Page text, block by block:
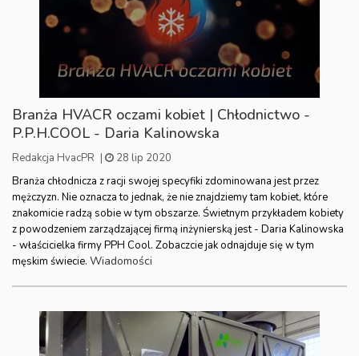
Branża HVACR oczami kobiet | Chłodnictwo -
P.P.H.COOL - Daria Kalinowska
Redakcja HvacPR |
28 lip 2020
Branża chłodnicza z racji swojej specyfiki zdominowana jest przez
mężczyzn. Nie oznacza to jednak, że nie znajdziemy tam kobiet, które
znakomicie radzą sobie w tym obszarze. Świetnym przykładem kobiety
z powodzeniem zarządzającej firmą inżynierską jest - Daria Kalinowska
- właścicielka firmy PPH Cool. Zobaczcie jak odnajduje się w tym
męskim świecie. Wiadomości